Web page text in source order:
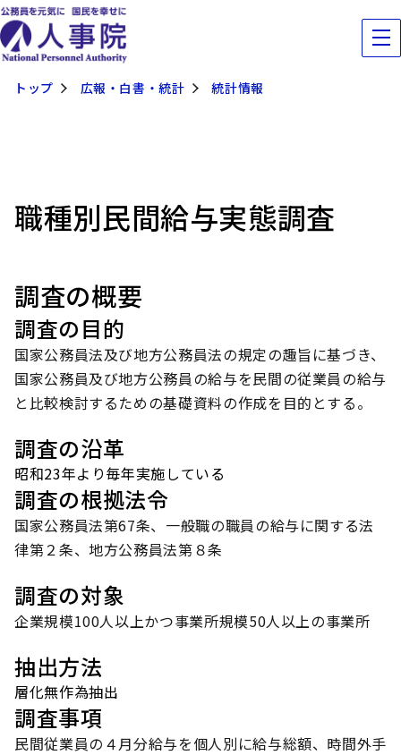
トップ 広報・白書・統計 統計情報
職種別民間給与実態調査
調査の概要
調査の目的
国家公務員法及び地方公務員法の規定の趣旨に基づき、
国家公務員及び地方公務員の給与を民間の従業員の給与
と比較検討するための基礎資料の作成を目的とする。
調査の沿革
昭和23年より毎年実施している
調査の根拠法令
国家公務員法第67条、一般職の職員の給与に関する法
律第２条、地方公務員法第８条
調査の対象
企業規模100人以上かつ事業所規模50人以上の事業所
抽出方法
層化無作為抽出
調査事項
民間従業員の４月分給与を個人別に給与総額、時間外手